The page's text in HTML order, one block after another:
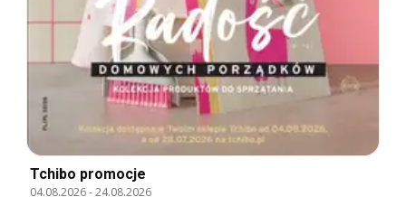
Tchibo promocje
04.08.2026-24.08.2026